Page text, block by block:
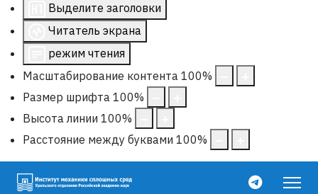
Выделите заголовки
Читатель экрана
режим чтения
Масштабирование контента 100%
Размер шрифта 100%
Высота линии 100%
Расстояние между буквами 100%